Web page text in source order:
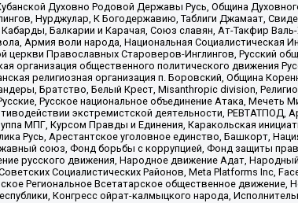
Духовно Родовой Державы Русь, Община
Нурджулар, К Богодержавию, Таблиги Джамаат,
Балкарии и Карачая, Союз славян, Ат-Такфир
Армия воли народа, Национальная Социалистическая
церкви Православных Староверов-Инглингов, Русский
организация общественного политического движения
религиозная организация п. Боровский, Община
Братство, Белый Крест, Misanthropic division,
Русское национальное объединение Атака,
экстремистской деятельности,
МПГ, Курсом Правды и Единения, Каракольская
Русь, Арестантское уголовное единство, Башкорт,
союз, Фонд борьбы с коррупцией, Фонд защиты
русского движения, Народное движение Адат,
Социалистических Районов, Meta Platforms Inc,
Региональное Всетатарское общественное
Конгресс ойрат-калмыцкого народа,